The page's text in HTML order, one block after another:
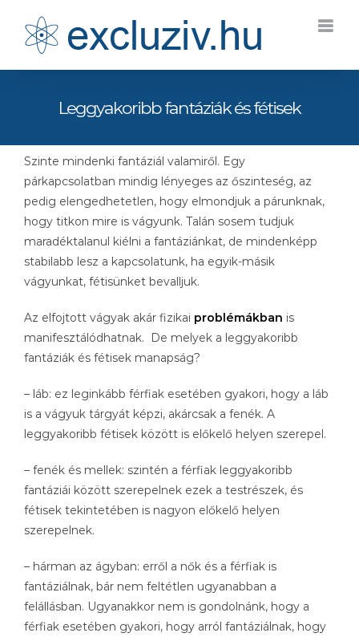
Leggyakoribb fantáziák és fétisek
Szinte mindenki fantáziál valamiről. Egy
párkapcsolatban mindig lényeges az őszinteség, az
pedig elengedhetetlen, hogy elmondjuk a párunknak,
hogy titkon mire is vágyunk. Talán sosem tudjuk
maradéktalanul kiélni a fantáziánkat, de mindenképp
stabilabb lesz a kapcsolatunk, ha egyik-másik
vágyunkat, fétisünket bevalljuk.
Az elfojtott vágyak akár fizikai problémákban is
manifesztálódhatnak. De melyek a leggyakoribb
fantáziák és fétisek manapság?
– láb: ez leginkább férfiak esetében gyakori, hogy a láb
is a vágyuk tárgyát képzi, akárcsak a fenék. A
leggyakoribb fétisek között is előkelő helyen szerepel.
– fenék és mellek: szintén a férfiak leggyakoribb
fantáziái között szerepelnek ezek a testrészek, és
fétisek tekintetében is nagyon előkelő helyen
szerepelnek.
– hárman az ágyban: erről a nők és a férfiak is
fantáziálnak, bár nem feltétlen ugyanabban a
felállásban. Ugyanakkor nem is gondolnánk, hogy a
férfiak esetében gyakori, hogy arról fantáziálnak, hogy